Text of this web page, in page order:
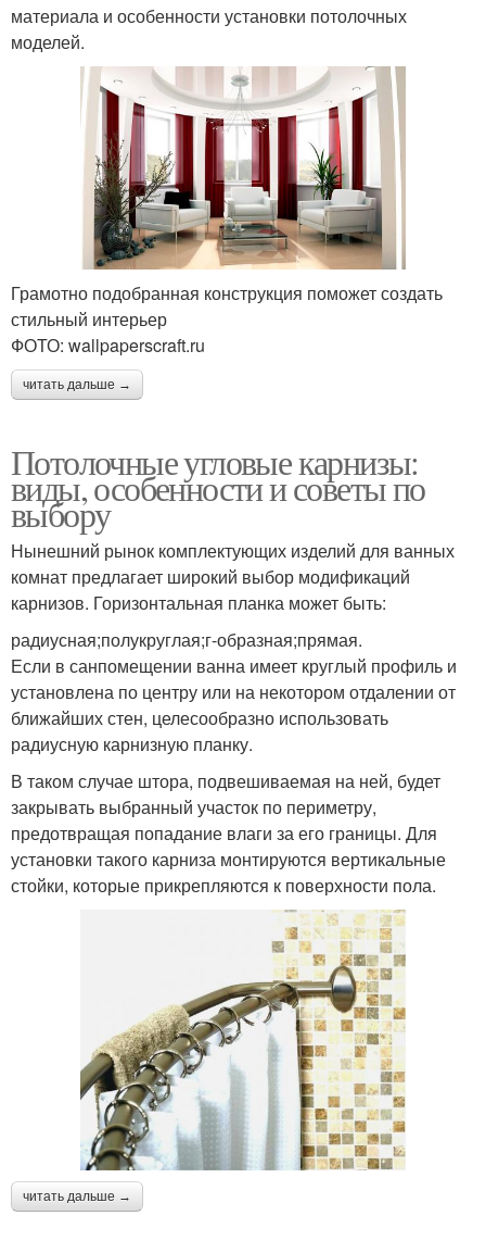
материала и особенности установки потолочных
моделей.
Грамотно подобранная конструкция поможет создать
стильный интерьер
ФОТО: wallpaperscraft.ru
читать дальше →
Потолочные угловые карнизы:
виды, особенности и советы по
выбору
Нынешний рынок комплектующих изделий для ванных
комнат предлагает широкий выбор модификаций
карнизов. Горизонтальная планка может быть:
радиусная;полукруглая;г-образная;прямая.
Если в санпомещении ванна имеет круглый профиль и
установлена по центру или на некотором отдалении от
ближайших стен, целесообразно использовать
радиусную карнизную планку.
В таком случае штора, подвешиваемая на ней, будет
закрывать выбранный участок по периметру,
предотвращая попадание влаги за его границы. Для
установки такого карниза монтируются вертикальные
стойки, которые прикрепляются к поверхности пола.
читать дальше →